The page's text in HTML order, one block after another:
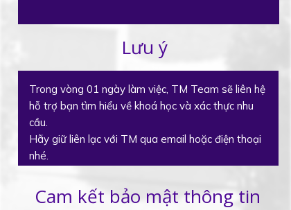
Lưu ý
Trong vòng 01 ngày làm việc, TM Team sẽ liên hệ
hỗ trợ bạn tìm hiểu về khoá học và xác thực nhu
cầu.
Hãy giữ liên lạc với TM qua email hoặc điện thoại
nhé.
Cam kết bảo mật thông tin